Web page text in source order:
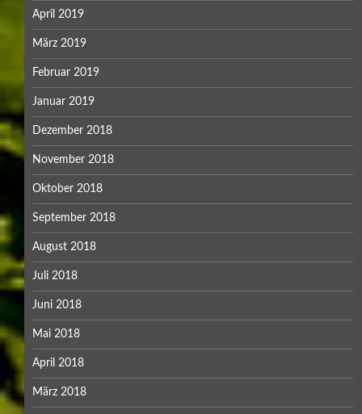
April 2019
März 2019
Februar 2019
Januar 2019
Dezember 2018
November 2018
Oktober 2018
September 2018
August 2018
Juli 2018
Juni 2018
Mai 2018
April 2018
März 2018